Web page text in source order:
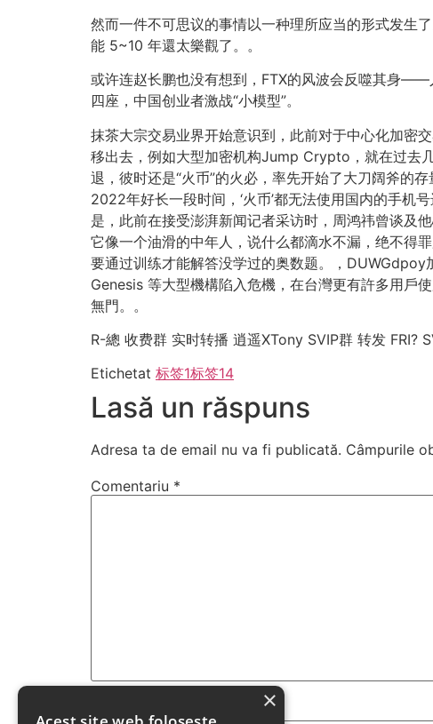
然而一件不可思议的事情以一种理所应当的形式发生
能 5~10 年還太樂觀了。。
或许连赵长鹏也没有想到，FTX的风波会反噬其身——
四座，中国创业者激战“小模型”。
抹茶大宗交易业界开始意识到，此前对于中心化加密
移出去，例如大型加密机构Jump Crypto，就在过去
退，彼时还是“火币”的火必，率先开始了大刀阔斧的
2022年好长一段时间，‘火币’都无法使用国内的手机
是，此前在接受澎湃新闻记者采访时，周鸿祎曾谈及
它像一个油滑的中年人，说什么都滴水不漏，绝不得
要通过训练才能解答没学过的奥数题。，
Genesis 等大型機構陷入危機，在台灣更有許多用戶
無門。。
R-總 收费群 实时转播 逍遥XTony SVIP群 转发 FRI?
Etichetat 标签1标签14
Lasă un răspuns
Adresa ta de email nu va fi publicată. Câmpurile
Comentariu *
Nume * ×